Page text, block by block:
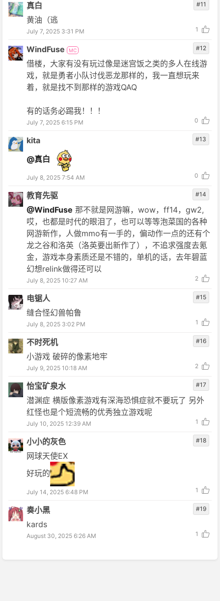
真白
黄油（逃
July 7, 2025 3:31 PM
#11
1
WindFuse MC
借楼，大家有没有玩过像是迷宫饭之类的多人在线游
戏，就是勇者小队讨伐恶龙那样的，我一直想玩来
着，就是找不到那样的游戏QAQ
有的话务必踢我！！！
July 7, 2025 6:15 PM
#12
0
kita
@真白
July 8, 2025 7:54 AM
#13
0
教育先驱
@WindFuse 那不就是网游嘛，wow，ff14，gw2,
哎，也都是时代的眼泪了，也可以等等泡菜国的各种
网游新作，人做mmo有一手的，偏动作一点的还有个
龙之谷和洛英（洛英要出新作了），不追求强度去氪
金，游戏本身素质还是不错的，单机的话，去年碧蓝
幻想relink做得还可以
July 8, 2025 10:27 AM
#14
2
电锯人
缝合怪幻兽帕鲁
July 8, 2025 3:02 PM
#15
1
不时死机
小游戏 破碎的像素地牢
July 9, 2025 10:18 AM
#16
2
怡宝矿泉水
潜渊症 横版像素游戏有深海恐惧症就不要玩了 另外
红怪也是个短流畅的优秀独立游戏呢
July 10, 2025 12:39 AM
#17
1
小小的灰色
网球天使EX
好玩的
July 14, 2025 6:48 PM
#18
1
奏小黑
kards
August 30, 2025 6:26 AM
#19
1